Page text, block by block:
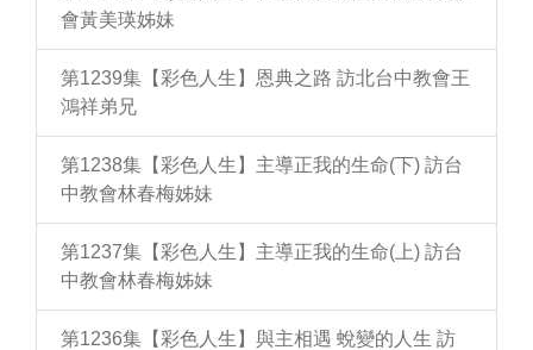
會黃美瑛姊妹
第1239集【彩色人生】恩典之路 訪北台中教會王
鴻祥弟兄
第1238集【彩色人生】主導正我的生命(下) 訪台
中教會林春梅姊妹
第1237集【彩色人生】主導正我的生命(上) 訪台
中教會林春梅姊妹
第1236集【彩色人生】與主相遇 蛻變的人生 訪